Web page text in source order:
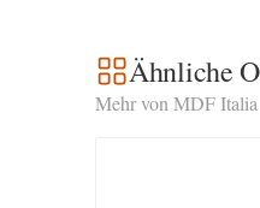
Ähnliche
Mehr von MDF Italia